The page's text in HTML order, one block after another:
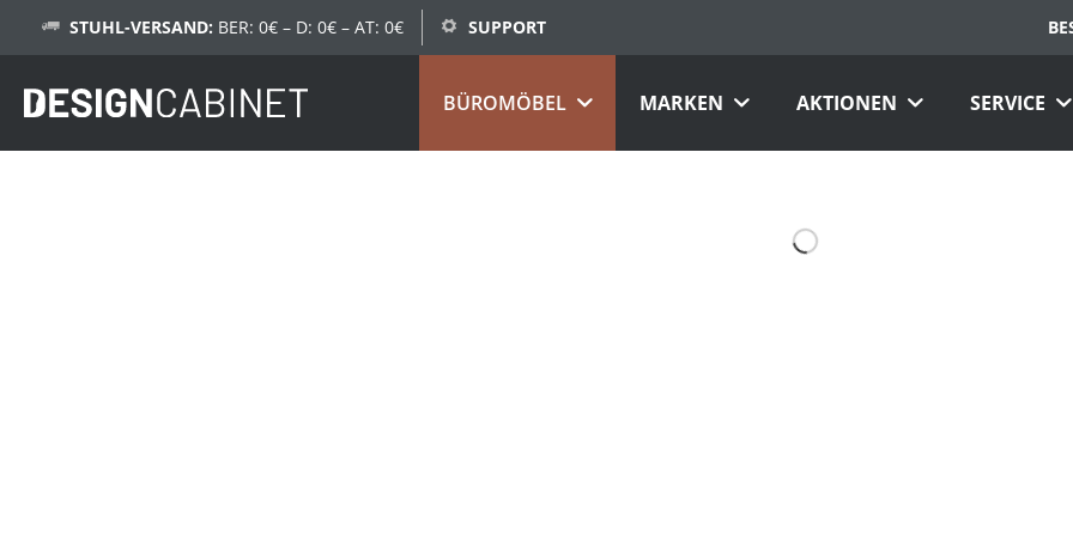
STUHL-VERSAND: BER: 0€ – D: 0€ – AT: 0€ SUPPORT
BÜROMÖBEL MARKEN AKTIONEN SERVICE